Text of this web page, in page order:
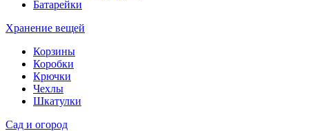
Батарейки
Хранение вещей
Корзины
Коробки
Крючки
Чехлы
Шкатулки
Сад и огород